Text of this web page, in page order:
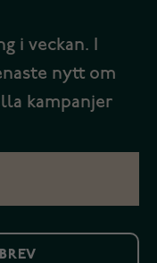
i veckan. I
nytt om
kampanjer